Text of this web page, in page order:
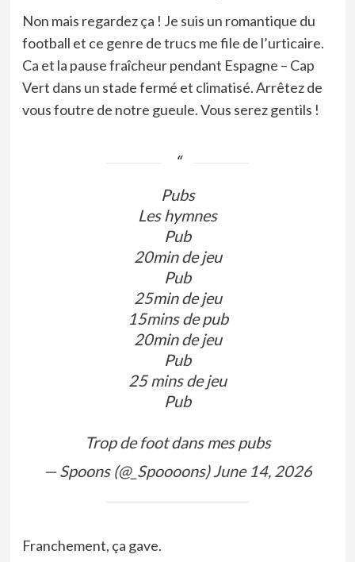
Non mais regardez ça ! Je suis un romantique du
football et ce genre de trucs me file de l’urticaire.
Ca et la pause fraîcheur pendant Espagne – Cap
Vert dans un stade fermé et climatisé. Arrêtez de
vous foutre de notre gueule. Vous serez gentils !
Pubs
Les hymnes
Pub
20min de jeu
Pub
25min de jeu
15mins de pub
20min de jeu
Pub
25 mins de jeu
Pub
Trop de foot dans mes pubs
— Spoons (@_Spoooons)June 14, 2026
Franchement, ça gave.